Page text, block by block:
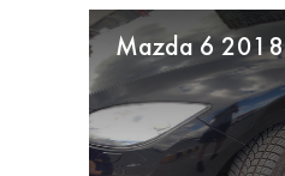
Mazda 6 2018